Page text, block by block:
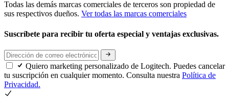
Todas las demás marcas comerciales de terceros son propiedad de
sus respectivos dueños. Ver todas las marcas comerciales
Suscríbete para recibir tu oferta especial y ventajas exclusivas.
Quiero marketing personalizado de Logitech. Puedes cancelar
tu suscripción en cualquier momento. Consulta nuestra Política de
Privacidad.